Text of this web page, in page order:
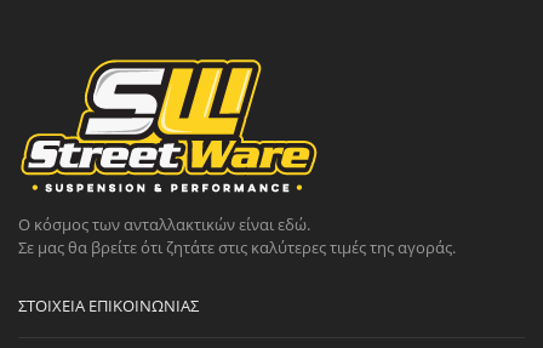
Ο κόσμος των ανταλλακτικών είναι εδώ.
Σε μας θα βρείτε ότι ζητάτε στις καλύτερες τιμές της αγοράς.
ΣΤΟΙΧΕΊΑ ΕΠΙΚΟΙΝΩΝΊΑΣ